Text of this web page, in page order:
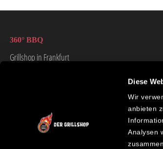
Diese
Wir
anbieten
Analysen
360° BBQ
Grillshop in Frankfurt